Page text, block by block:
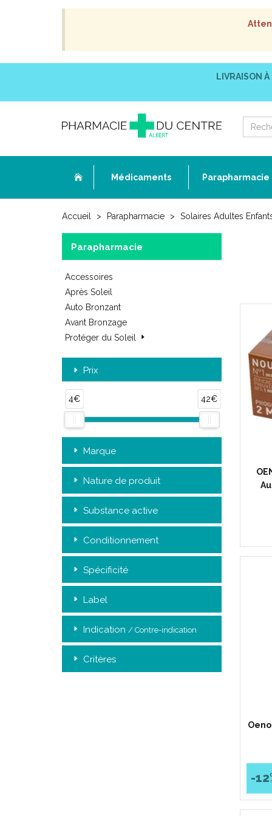
LIVRAISON À
Médicaments Parapharmacie
Accueil Parapharmacie Solaires Adultes
Parapharmacie
Accessoires
Après Soleil
Auto Bronzant
Avant Bronzage
Protéger du Soleil
Prix
4€ 42€
Marque
Nature de produit
Substance active
Conditionnement
Spécificité
Label
Indication / Contre-indication
Critères
-12